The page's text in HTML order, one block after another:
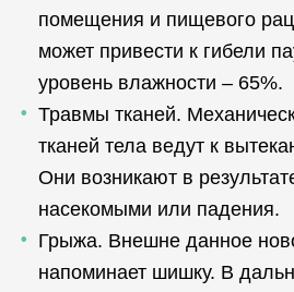
помещения и пищевого
может привести к гибели
уровень влажности – 65%.
Травмы тканей.
тканей тела ведут к
Они возникают в
насекомыми или падения.
Грыжа. Внешне данное
напоминает шишку. В